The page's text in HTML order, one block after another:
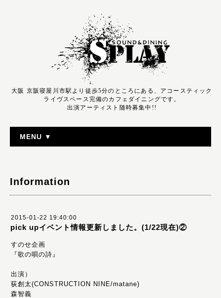
大阪 京阪寝屋川市駅より徒歩5分のところにある、アコースティック
ライヴスペース完備のカフェダイニングです。
出演アーティスト随時募集中!!
MENU ▼
Information
2015-01-22 19:40:00
pick upイベント情報更新しました。(1/22現在)②
すのせ企画
『歌の唄の詩』
出演）
荻創太(CONSTRUCTION NINE/matane)
森智義